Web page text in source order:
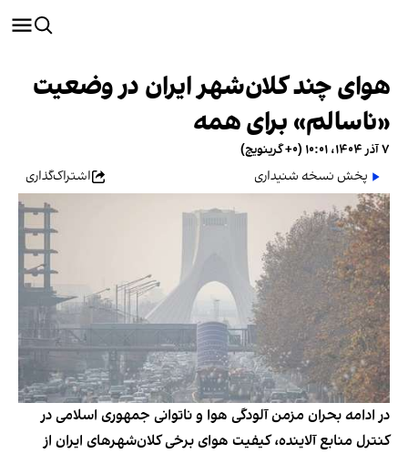
هوای چند کلان‌شهر ایران در وضعیت
«ناسالم» برای همه
۷ آذر ۱۴۰۴، ۱۰:۰۱ (‎+۰ گرینویچ)
پخش نسخه شنیداری
اشتراک‌گذاری
در ادامه بحران مزمن آلودگی هوا و ناتوانی جمهوری اسلامی در
کنترل منابع آلاینده، کیفیت هوای برخی کلان‌شهرهای ایران از